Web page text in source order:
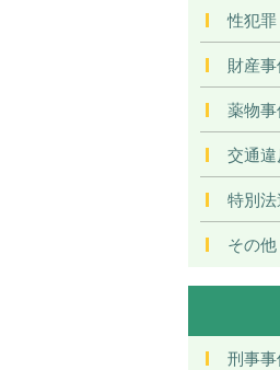
性犯罪
財産
薬物
交通
特別法
その他
刑事